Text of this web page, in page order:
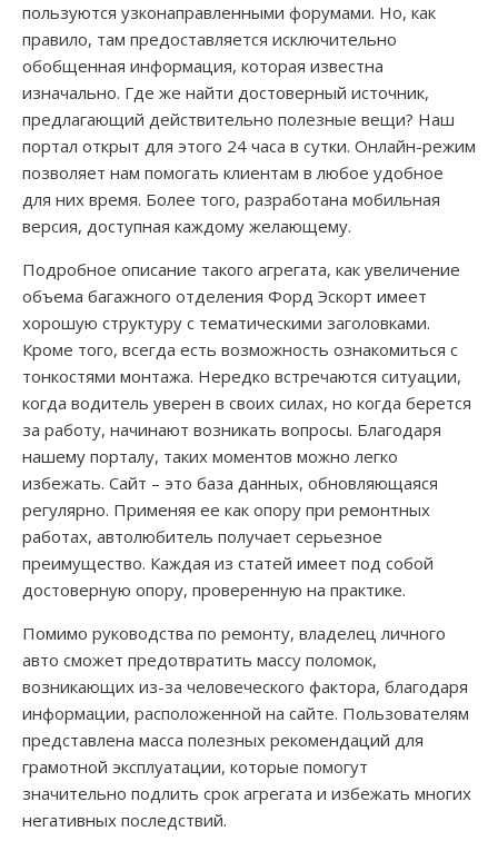
пользуются узконаправленными форумами. Но, как
правило, там предоставляется исключительно
обобщенная информация, которая известна
изначально. Где же найти достоверный источник,
предлагающий действительно полезные вещи? Наш
портал открыт для этого 24 часа в сутки. Онлайн-режим
позволяет нам помогать клиентам в любое удобное
для них время. Более того, разработана мобильная
версия, доступная каждому желающему.
Подробное описание такого агрегата, как увеличение
объема багажного отделения Форд Эскорт имеет
хорошую структуру с тематическими заголовками.
Кроме того, всегда есть возможность ознакомиться с
тонкостями монтажа. Нередко встречаются ситуации,
когда водитель уверен в своих силах, но когда берется
за работу, начинают возникать вопросы. Благодаря
нашему порталу, таких моментов можно легко
избежать. Сайт – это база данных, обновляющаяся
регулярно. Применяя ее как опору при ремонтных
работах, автолюбитель получает серьезное
преимущество. Каждая из статей имеет под собой
достоверную опору, проверенную на практике.
Помимо руководства по ремонту, владелец личного
авто сможет предотвратить массу поломок,
возникающих из-за человеческого фактора, благодаря
информации, расположенной на сайте. Пользователям
представлена масса полезных рекомендаций для
грамотной эксплуатации, которые помогут
значительно подлить срок агрегата и избежать многих
негативных последствий.